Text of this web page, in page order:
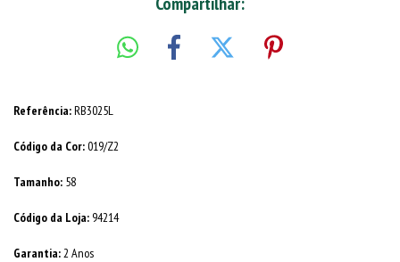
Referência:RB3025L
Código da Cor:019/Z2
Tamanho: 58
Código da Loja: 94214
Garantia:2 Anos